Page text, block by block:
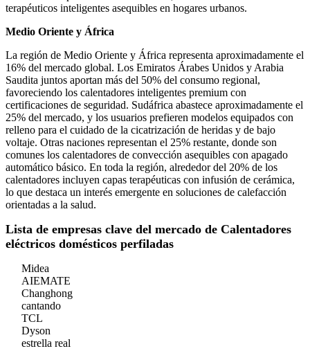
terapéuticos inteligentes asequibles en hogares urbanos.
Medio Oriente y África
La región de Medio Oriente y África representa aproximadamente el
16% del mercado global. Los Emiratos Árabes Unidos y Arabia
Saudita juntos aportan más del 50% del consumo regional,
favoreciendo los calentadores inteligentes premium con
certificaciones de seguridad. Sudáfrica abastece aproximadamente el
25% del mercado, y los usuarios prefieren modelos equipados con
relleno para el cuidado de la cicatrización de heridas y de bajo
voltaje. Otras naciones representan el 25% restante, donde son
comunes los calentadores de convección asequibles con apagado
automático básico. En toda la región, alrededor del 20% de los
calentadores incluyen capas terapéuticas con infusión de cerámica,
lo que destaca un interés emergente en soluciones de calefacción
orientadas a la salud.
Lista de empresas clave del mercado de Calentadores
eléctricos domésticos perfiladas
Midea
AIEMATE
Changhong
cantando
TCL
Dyson
estrella real